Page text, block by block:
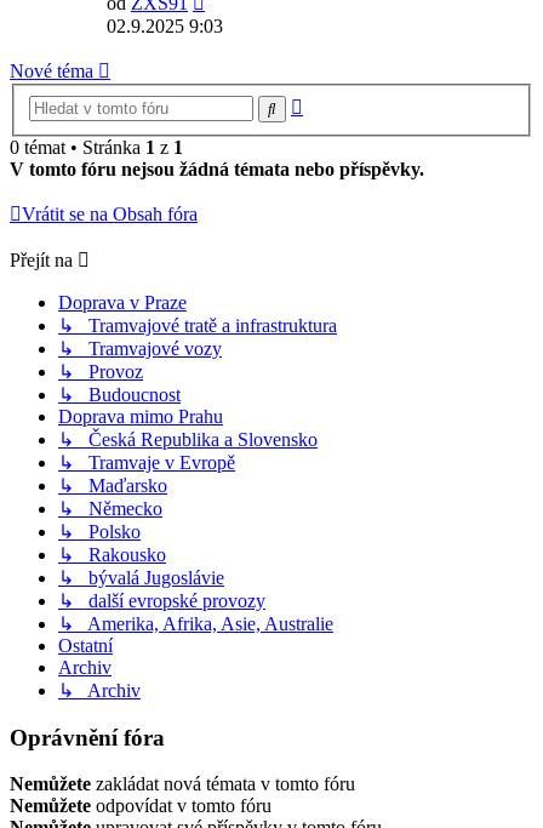
poslední
02.9.2025 9:03
Nové téma
Hledat
0 témat • Stránka 1 z 1
V tomto fóru nejsou žádná témata nebo příspěvky.
Vrátit se na Obsah fóra
Přejít na
Doprava v Praze
↳ Tramvajové tratě a infrastruktura
↳ Tramvajové vozy
↳ Provoz
↳ Budoucnost
Doprava mimo Prahu
↳ Česká Republika a Slovensko
↳ Tramvaje v Evropě
↳ Maďarsko
↳ Německo
↳ Polsko
↳ Rakousko
↳ bývalá Jugoslávie
↳ další evropské provozy
↳ Amerika, Afrika, Asie, Australie
Ostatní
Archiv
↳ Archiv
Oprávnění fóra
Nemůžete zakládat nová témata v tomto fóru
Nemůžete odpovídat v tomto fóru